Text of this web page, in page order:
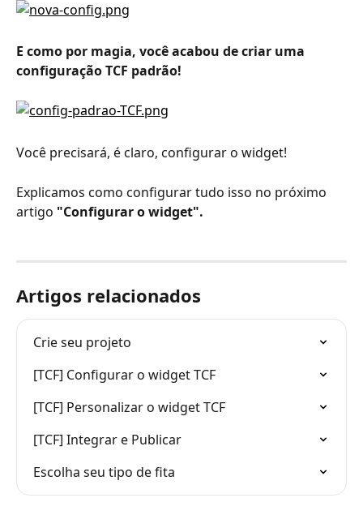
E como por magia, você acabou de criar uma
configuração TCF padrão!
Você precisará, é claro, configurar o widget!
Explicamos como configurar tudo isso no próximo
artigo "Configurar o widget".
Artigos relacionados
Crie seu projeto
[TCF] Configurar o widget TCF
[TCF] Personalizar o widget TCF
[TCF] Integrar e Publicar
Escolha seu tipo de fita